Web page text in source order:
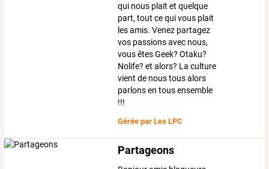
qui nous plait et quelque
part, tout ce qui vous plait
les amis. Venez partagez
vos passions avec nous,
vous êtes Geek? Otaku?
Nolife? et alors? La culture
vient de nous tous alors
parlons en tous ensemble
!!!
Gérée parLes LPC
Partageons